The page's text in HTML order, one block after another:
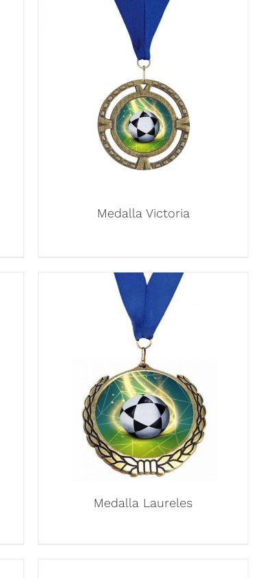
Medalla Victoria
Medalla Laureles